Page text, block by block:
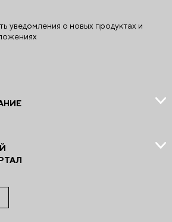
уведомления о новых продуктах и